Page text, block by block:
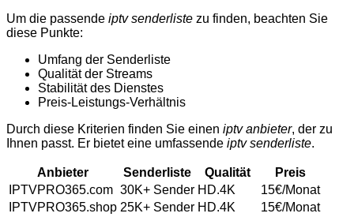
Um die passende iptv senderliste zu finden, beachten Sie
diese Punkte:
Umfang der Senderliste
Qualität der Streams
Stabilität des Dienstes
Preis-Leistungs-Verhältnis
Durch diese Kriterien finden Sie einen iptv anbieter, der zu
Ihnen passt. Er bietet eine umfassende iptv senderliste.
Anbieter Senderliste Qualität
Preis
IPTVPRO365.com 30K+ Sender HD.4K
15€/Monat
IPTVPRO365.shop 25K+ Sender HD.4K
15€/Monat